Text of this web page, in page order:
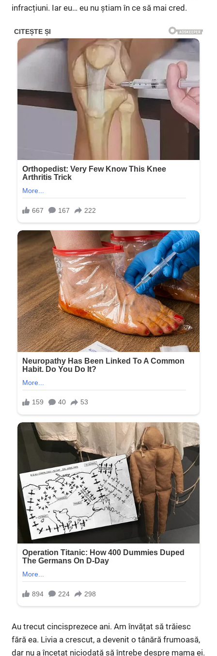
infracțiuni. Iar eu… eu nu știam în ce să mai cred.
Au trecut cincisprezece ani. Am învățat să trăiesc
fără ea. Livia a crescut, a devenit o tânără frumoasă,
dar nu a încetat niciodată să întrebe despre mama ei.